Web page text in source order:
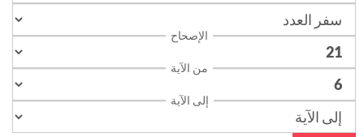
الإصحاح
من الآية
إلى الآية